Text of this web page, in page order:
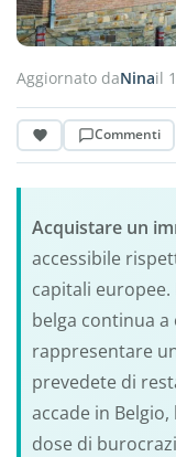
Aggiornato daNinail
Commenti
Acquistare un
accessibile
capitali
belga continua
rappresentare
prevedete di
accade in
dose di